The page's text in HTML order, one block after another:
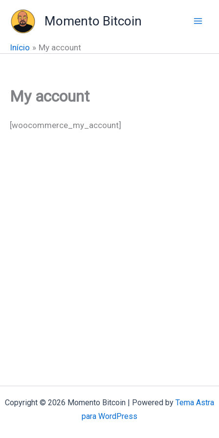
para
conteúdo
Momento Bitcoin
Início My account
My account
[woocommerce_my_account]
Copyright © 2026 Momento Bitcoin | Powered by Tema Astra
para WordPress